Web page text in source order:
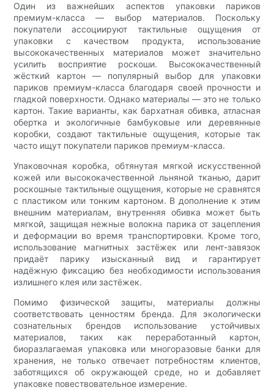
Один из важнейших аспектов упаковки париков
премиум-класса — выбор материалов. Поскольку
покупатели ассоциируют тактильные ощущения от
упаковки с качеством продукта, использование
высококачественных материалов может значительно
усилить восприятие роскоши. Высококачественный
жёсткий картон — популярный выбор для упаковки
париков премиум-класса благодаря своей прочности и
гладкой поверхности. Однако материалы — это не только
картон. Такие варианты, как бархатная обивка, атласная
обертка и экологичные бамбуковые или деревянные
коробки, создают тактильные ощущения, которые так
часто ищут покупатели париков премиум-класса.
Упаковочная коробка, обтянутая мягкой искусственной
кожей или высококачественной льняной тканью, дарит
роскошные тактильные ощущения, которые не сравнятся
с пластиком или тонким картоном. В дополнение к этим
внешним материалам, внутренняя обивка может быть
мягкой, защищая нежные волокна парика от зацепления
и деформации во время транспортировки. Кроме того,
использование магнитных застёжек или лент-завязок
придаёт парику изысканный вид и гарантирует
надёжную фиксацию без необходимости использования
излишнего клея или застёжек.
Помимо физической защиты, материалы должны
соответствовать ценностям бренда. Для экологически
сознательных брендов использование устойчивых
материалов, таких как переработанный картон,
биоразлагаемая упаковка или многоразовые банки для
хранения, не только отвечает потребностям клиентов,
заботящихся об окружающей среде, но и добавляет
упаковке повествовательное измерение.